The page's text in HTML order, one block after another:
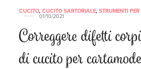
CUCITO, CUCITO SARTORIALE, STRUMENTI
01/10/2021
Correggere difetti
di cucito per